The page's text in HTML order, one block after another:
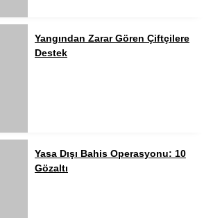
Yangından Zarar Gören Çiftçilere
Destek
Yasa Dışı Bahis Operasyonu: 10
Gözaltı